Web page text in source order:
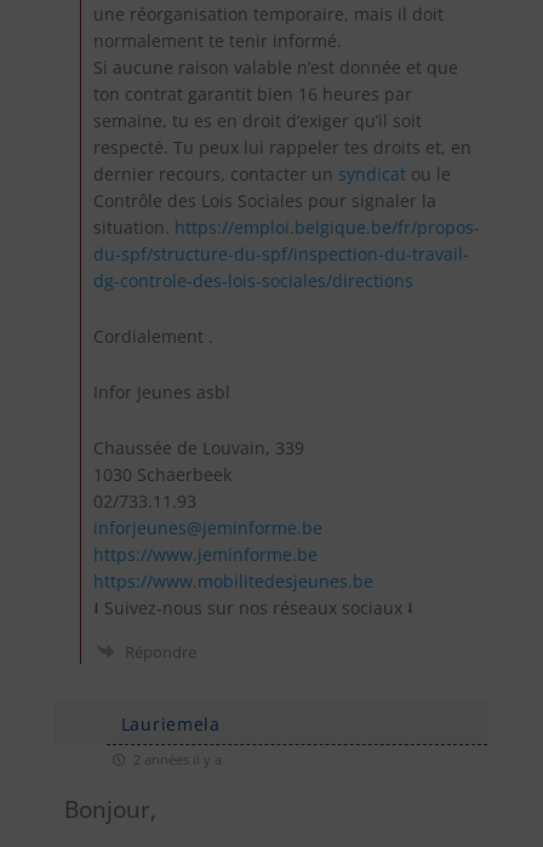
une réorganisation temporaire, mais il doit
normalement te tenir informé.
Si aucune raison valable n’est donnée et que
ton contrat garantit bien 16 heures par
semaine, tu es en droit d’exiger qu’il soit
respecté. Tu peux lui rappeler tes droits et, en
dernier recours, contacter un syndicat ou le
Contrôle des Lois Sociales pour signaler la
situation. https://emploi.belgique.be/fr/propos-
du-spf/structure-du-spf/inspection-du-travail-
dg-controle-des-lois-sociales/directions
Cordialement .
Infor Jeunes asbl
Chaussée de Louvain, 339
1030 Schaerbeek
02/733.11.93
inforjeunes@jeminforme.be
https://www.jeminforme.be
https://www.mobilitedesjeunes.be
⭣ Suivez-nous sur nos réseaux sociaux ⭣
Répondre
Lauriemela
2 années il y a
Bonjour,